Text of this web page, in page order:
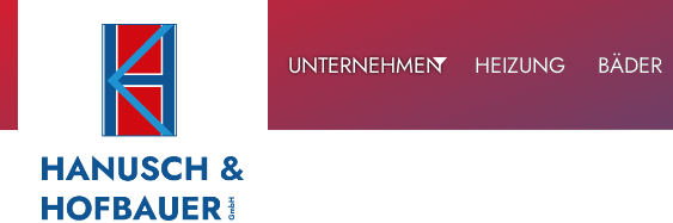
UNTERNEHMEN HEIZUNG BÄDER